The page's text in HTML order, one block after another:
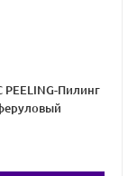
PEELING-Пилинг